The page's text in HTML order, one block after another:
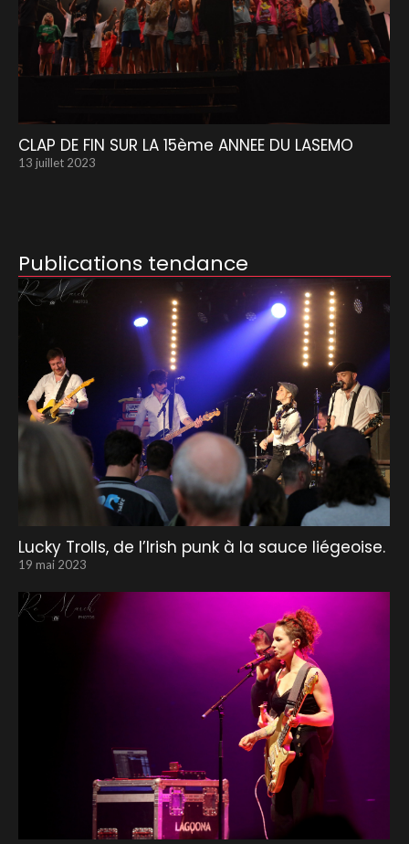
CLAP DE FIN SUR LA 15ème ANNEE DU LASEMO
13 juillet 2023
Publications tendance
Lucky Trolls, de l’Irish punk à la sauce liégeoise.
19 mai 2023